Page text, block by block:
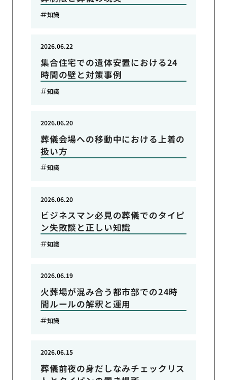
知識
集合住宅での遺体安置における24
時間の壁と対策事例
2026.06.22
知識
葬儀会場への移動中における上着の
扱い方
2026.06.20
知識
ビジネスマン必見の葬儀でのタイピ
ン失敗談と正しい知識
2026.06.20
知識
火葬場が混み合う都市部での24時
間ルールの解釈と運用
2026.06.19
知識
葬儀前夜の身だしなみチェックリス
2026.06.15